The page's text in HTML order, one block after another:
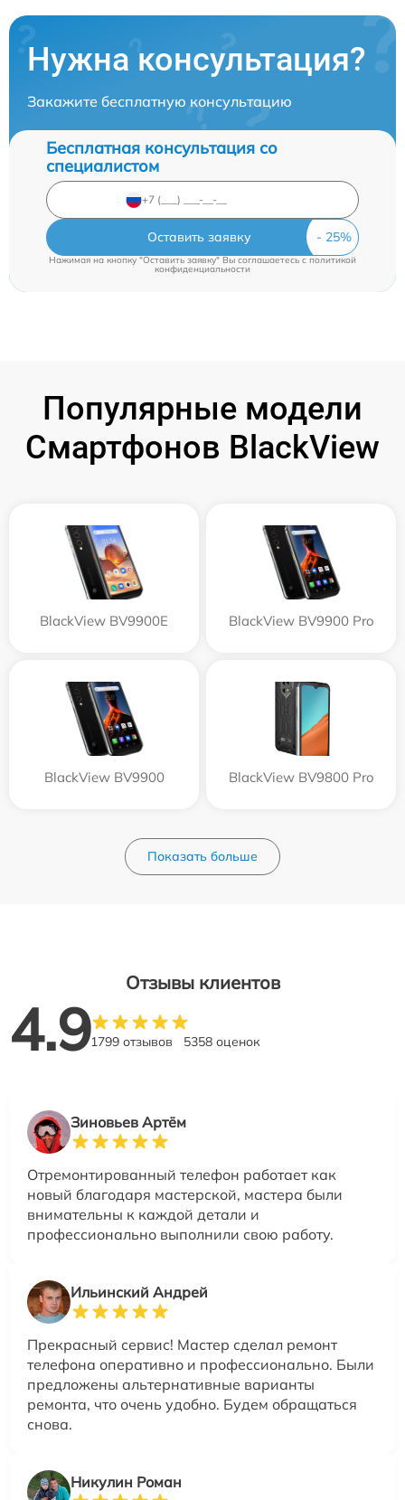
Нужна консультация?
Закажите бесплатную консультацию
Бесплатная консультация со
специалистом
Оставить заявку
Нажимая на кнопку "Оставить заявку" Вы соглашаетесь cполитикой
конфиденциальности
Популярные модели
Смартфонов BlackView
BlackView BV9900E BlackView BV9900 Pro
BlackView BV9900 BlackView BV9800 Pro
Показать больше
Отзывы клиентов
4.91799 отзывов 5358 оценок
Зиновьев Артём
Отремонтированный телефон работает как
новый благодаря мастерской, мастера были
внимательны к каждой детали и
профессионально выполнили свою работу.
Ильинский Андрей
Прекрасный сервис! Мастер сделал ремонт
телефона оперативно и профессионально. Были
предложены альтернативные варианты
ремонта, что очень удобно. Будем обращаться
снова.
Никулин Роман